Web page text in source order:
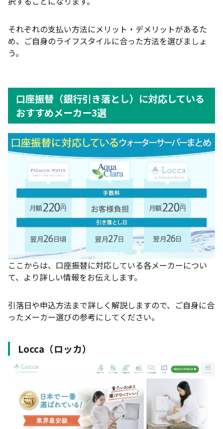
それぞれの支払い方法にメリット・デメリットがあるた
め、ご自身のライフスタイルに合った方法を選びましょ
う。
口座振替（銀行引き落とし）に対応している
おすすめメーカー3選
ここからは、口座振替に対応している各メーカーについ
て、より詳しい情報をお伝えします。
引落日や申込方法まで詳しく解説しますので、ご自身に合
ったメーカー選びの参考にしてください。
Locca（ロッカ）